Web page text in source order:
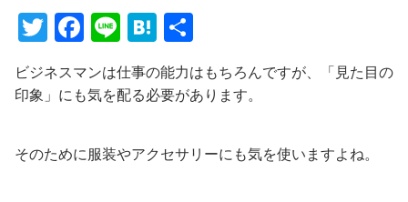
T
itt
er
F
c
e
b
o
Li
e
H
at
e
n
a
ビジネスマンは仕事の能力はもちろんですが、「見た目の
印象」にも気を配る必要があります。
そのために服装やアクセサリーにも気を使いますよね。